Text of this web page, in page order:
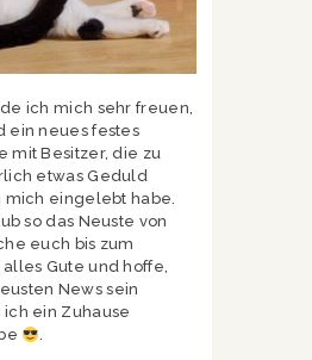
ich mich sehr freuen,
ein neues festes
mit Besitzer, die zu
etwas Geduld
mich eingelebt habe.
so das Neuste von
euch bis zum
Gute und hoffe,
News sein
ein Zuhause
.